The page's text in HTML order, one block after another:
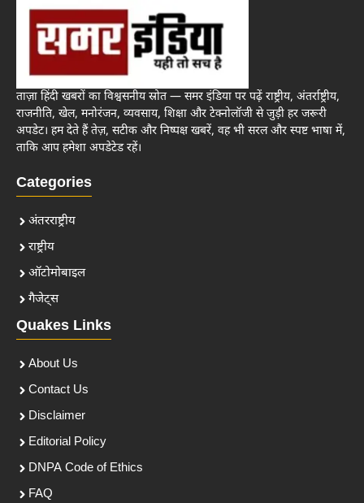
ताज़ा हिंदी खबरों का विश्वसनीय स्रोत — समर इंडिया पर पढ़ें राष्ट्रीय, अंतर्राष्ट्रीय,
राजनीति, खेल, मनोरंजन, व्यवसाय, शिक्षा और टेक्नोलॉजी से जुड़ी हर जरूरी
अपडेट। हम देते हैं तेज़, सटीक और निष्पक्ष खबरें, वह भी सरल और स्पष्ट भाषा में,
ताकि आप हमेशा अपडेटेड रहें।
Categories
अंतरराष्ट्रीय
राष्ट्रीय
ऑटोमोबाइल
गैजेट्स
Quakes Links
About Us
Contact Us
Disclaimer
Editorial Policy
DNPA Code of Ethics
FAQ